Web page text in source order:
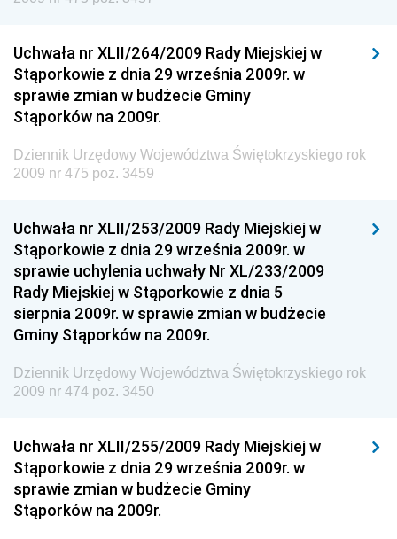
Technologii
Dziennik Urzędowy Ministra Inwestycji i Rozwoju
Dziennik Urzędowy Naczelnego Dyrektora Archiwów
Państwowych
Dziennik Urzędowy Ministra Finansów, Inwestycji i
Rozwoju
Dziennik Urzędowy Ministra Sportu
Dziennik Urzędowy Ministra Funduszy i Polityki
Regionalnej
Dziennik Urzędowy Ministra Aktywów Państwowych
Dziennik Urzędowy Ministra Zdrowia
Dziennik Urzędowy Ministra Środowiska i Głównego
Inspektora Ochrony Środowiska
Dziennik Urzędowy Ministerstwa Kultury, Dziedzictwa
Narodowego i Sportu
Dziennik Urzędowy Ministra Finansów, Funduszy i
Uchwała nr XLII/264/2009 Rady Miejskiej w
Stąporkowie z dnia 29 września 2009r. w
sprawie zmian w budżecie Gminy
Stąporków na 2009r.
Dziennik Urzędowy Województwa Świętokrzyskiego rok
2009 nr 475 poz. 3459
Uchwała nr XLII/253/2009 Rady Miejskiej w
Stąporkowie z dnia 29 września 2009r. w
sprawie uchylenia uchwały Nr XL/233/2009
Rady Miejskiej w Stąporkowie z dnia 5
sierpnia 2009r. w sprawie zmian w budżecie
Gminy Stąporków na 2009r.
Dziennik Urzędowy Województwa Świętokrzyskiego rok
2009 nr 474 poz. 3450
Uchwała nr XLII/255/2009 Rady Miejskiej w
Stąporkowie z dnia 29 września 2009r. w
sprawie zmian w budżecie Gminy
Stąporków na 2009r.